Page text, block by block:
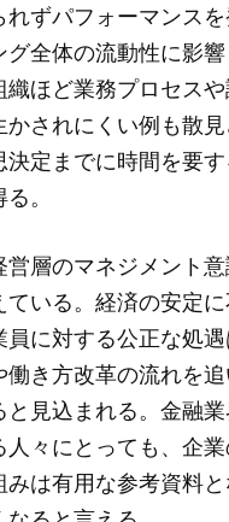
ずパフォーマンス
全体の流動性に影響
ほど業務プロセス
されにくい例も散
定までに時間を要
。
層のマネジメント
いる。経済の安定
に対する公正な処
き方改革の流れを
見込まれる。金融
々にとっても、企
は有用な参考資料